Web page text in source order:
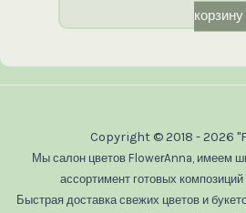
корзину
Copyright © 2018 - 2026
Мы салон цветов FlowerAnna, имеем
ассортимент готовых
Быстрая доставка свежих цветов и